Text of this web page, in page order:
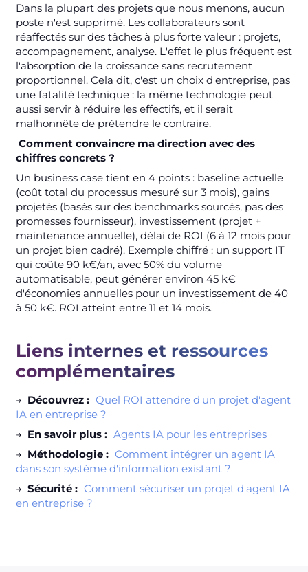
Dans la plupart des projets que nous menons, aucun
poste n'est supprimé. Les collaborateurs sont
réaffectés sur des tâches à plus forte valeur : projets,
accompagnement, analyse. L'effet le plus fréquent est
l'absorption de la croissance sans recrutement
proportionnel. Cela dit, c'est un choix d'entreprise, pas
une fatalité technique : la même technologie peut
aussi servir à réduire les effectifs, et il serait
malhonnête de prétendre le contraire.
Comment convaincre ma direction avec des
chiffres concrets ?
Un business case tient en 4 points : baseline actuelle
(coût total du processus mesuré sur 3 mois), gains
projetés (basés sur des benchmarks sourcés, pas des
promesses fournisseur), investissement (projet +
maintenance annuelle), délai de ROI (6 à 12 mois pour
un projet bien cadré). Exemple chiffré : un support IT
qui coûte 90 k€/an, avec 50% du volume
automatisable, peut générer environ 45 k€
d'économies annuelles pour un investissement de 40
à 50 k€. ROI atteint entre 11 et 14 mois.
Liens internes et ressources
complémentaires
→ Découvrez : Quel ROI attendre d'un projet d'agent
IA en entreprise ?
→ En savoir plus : Agents IA pour les entreprises
→ Méthodologie : Comment intégrer un agent IA
dans son système d'information existant ?
→ Sécurité : Comment sécuriser un projet d'agent IA
en entreprise ?